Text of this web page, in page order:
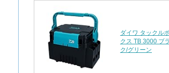
ダイワ タックル
クス TB 3000 ブ
ク/グリーン